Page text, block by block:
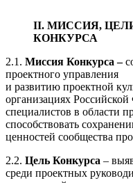
II. МИССИЯ,
КОНКУРСА
2.1. Миссия Конкурса –
проектного управления
и развитию проектной
организациях
специалистов в области
способствовать
ценностей сообщества
2.2. Цель Конкурса –
среди проектных